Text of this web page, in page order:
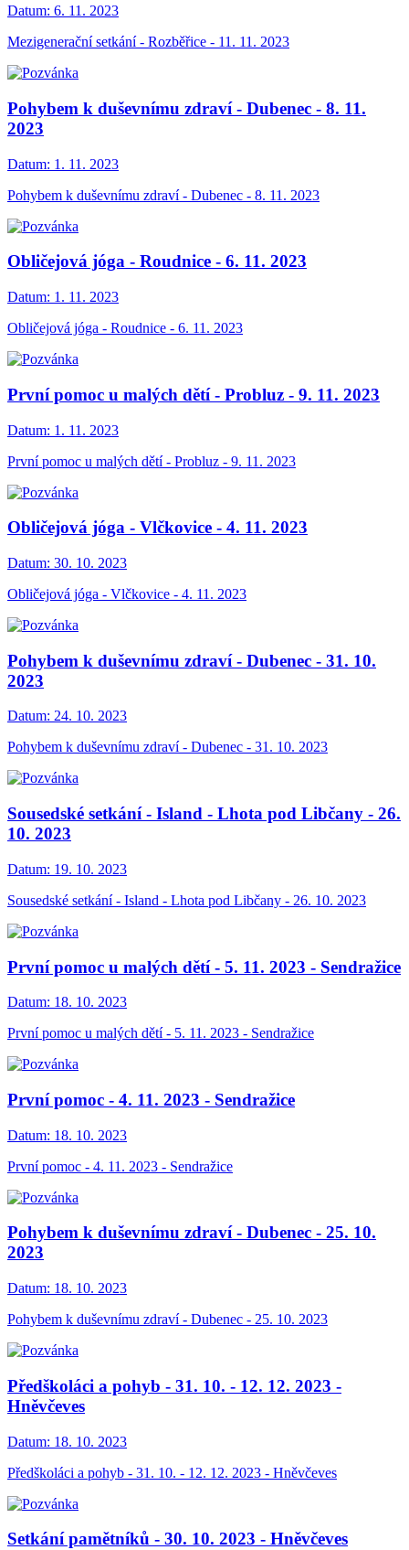
Datum: 6. 11. 2023
Mezigenerační setkání - Rozběřice - 11. 11. 2023
Pohybem k duševnímu zdraví - Dubenec - 8. 11.
2023
Datum: 1. 11. 2023
Pohybem k duševnímu zdraví - Dubenec - 8. 11. 2023
Obličejová jóga - Roudnice - 6. 11. 2023
Datum: 1. 11. 2023
Obličejová jóga - Roudnice - 6. 11. 2023
První pomoc u malých dětí - Probluz - 9. 11. 2023
Datum: 1. 11. 2023
První pomoc u malých dětí - Probluz - 9. 11. 2023
Obličejová jóga - Vlčkovice - 4. 11. 2023
Datum: 30. 10. 2023
Obličejová jóga - Vlčkovice - 4. 11. 2023
Pohybem k duševnímu zdraví - Dubenec - 31. 10.
2023
Datum: 24. 10. 2023
Pohybem k duševnímu zdraví - Dubenec - 31. 10. 2023
Sousedské setkání - Island - Lhota pod Libčany - 26.
10. 2023
Datum: 19. 10. 2023
Sousedské setkání - Island - Lhota pod Libčany - 26. 10. 2023
První pomoc u malých dětí - 5. 11. 2023 - Sendražice
Datum: 18. 10. 2023
První pomoc u malých dětí - 5. 11. 2023 - Sendražice
První pomoc - 4. 11. 2023 - Sendražice
Datum: 18. 10. 2023
První pomoc - 4. 11. 2023 - Sendražice
Pohybem k duševnímu zdraví - Dubenec - 25. 10.
2023
Datum: 18. 10. 2023
Pohybem k duševnímu zdraví - Dubenec - 25. 10. 2023
Předškoláci a pohyb - 31. 10. - 12. 12. 2023 -
Hněvčeves
Datum: 18. 10. 2023
Předškoláci a pohyb - 31. 10. - 12. 12. 2023 - Hněvčeves
Setkání pamětníků - 30. 10. 2023 - Hněvčeves